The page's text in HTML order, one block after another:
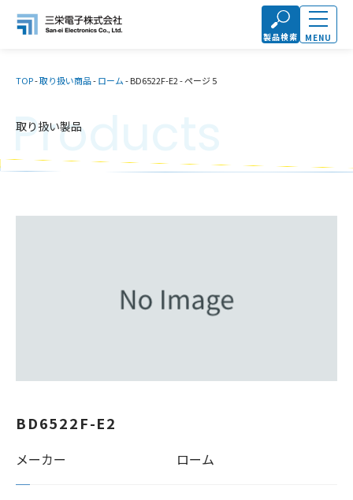
製品検索 MENU
TOP-取り扱い商品-ローム-BD6522F-E2-ページ 5
取り扱い製品
Products
BD6522F-E2
メーカー ローム